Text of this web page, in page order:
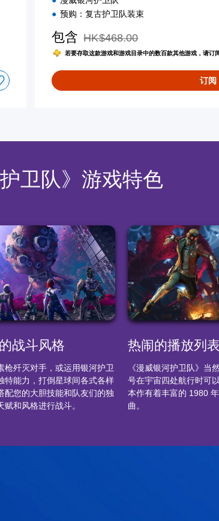
预购：复古护卫队装束
包含 从原价HK$468.00折扣优惠
HK$468.00
若要存取这款游戏和游戏目录中的数百款其他游戏，请
订阅
护卫队》游戏特色
战斗风格
枪歼灭对手，或运用银河护卫
特能力，打倒星球间各式各样
配您的大胆技能和队友们的独
赋和风格进行战斗。
热闹的播放列表
《漫威银河护卫队》当
号在宇宙四处航行时可
本作有着丰富的 1980
曲。